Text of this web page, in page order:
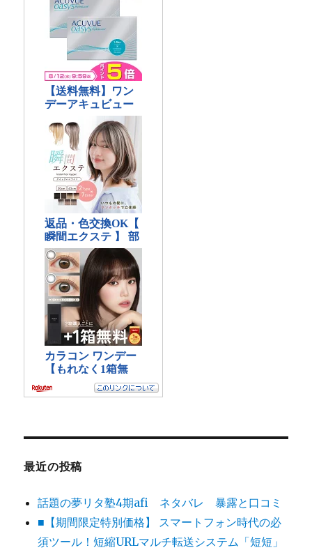
最近の投稿
話題の夢リタ塾4期afi ネタバレ 暴露と口コミ
■【期間限定特別価格】 スマートフォン時代の必
須ツール！短縮URLマルチ転送システム「短短」